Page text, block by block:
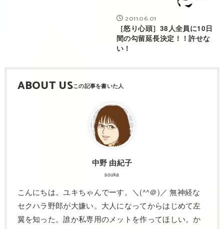
2011.06.01
［怒り心頭］38人全員に10日
間の勾留延長決定！！許せな
い！
ABOUT US
中野 由紀子
souka
こんにちは。ユキちゃんでーす。＼(^^＠)／ 無神経な
セクハラ野郎が大嫌い。大人になってからはじめて左
翼を知った。誰か私専用のメットを作ってほしい。か